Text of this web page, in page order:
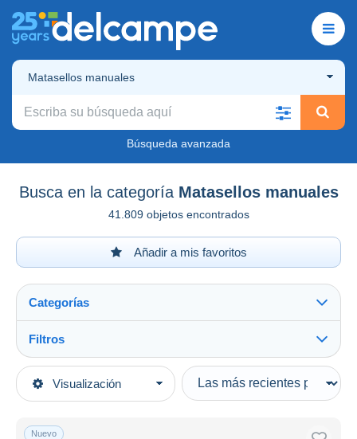
Matasellos manuales
Búsqueda avanzada
Busca en la categoría Matasellos manuales
41.809 objetos encontrados
Añadir a mis favoritos
Visualización
Categorías
Categorías principales
Europa
Filtros
Tipo de venta
Activas
Nuevo